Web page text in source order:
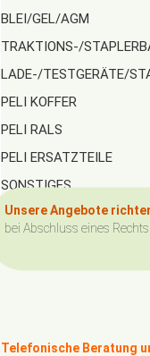
BLEI/GEL/AGM
TRAKTIONS-/
LADE-/TESTGERÄTE/
PELI KOFFER
PELI RALS
PELI ERSATZTEILE
SONSTIGES
Unsere Angebote
bei Abschluss eines
Telefonische Beratung